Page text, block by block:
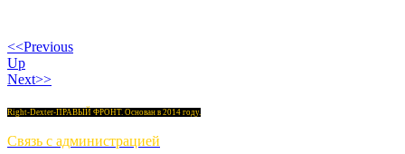
<<Previous
Up
Next>>
Right-Dexter-ПРАВЫЙ ФРОНТ. Основан в 2014 году.
Связь с администрацией